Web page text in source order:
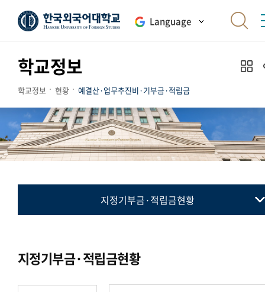
Language
학교정보
학교정보 현황 예결산·업무추진비·기부금·적립금
지정기부금·적립금현황
업무추진비 내역
지정기부금·적립금현황